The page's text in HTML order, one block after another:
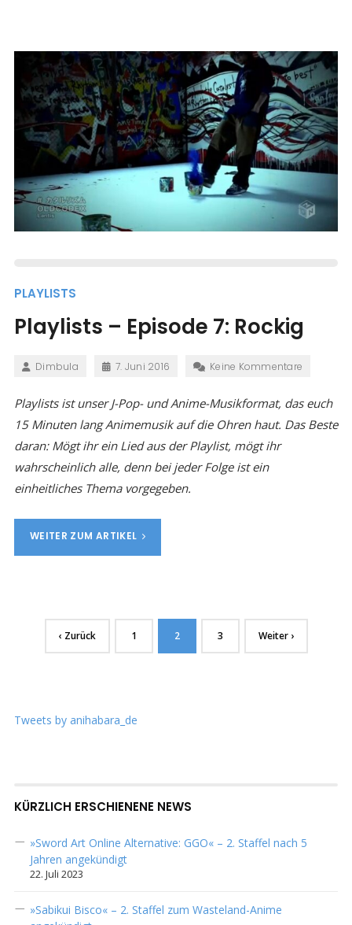
PLAYLISTS
Playlists – Episode 7: Rockig
Dimbula 7. Juni 2016 Keine Kommentare
Playlists ist unser J-Pop- und Anime-Musikformat, das euch
15 Minuten lang Animemusik auf die Ohren haut. Das Beste
daran: Mögt ihr ein Lied aus der Playlist, mögt ihr
wahrscheinlich alle, denn bei jeder Folge ist ein
einheitliches Thema vorgegeben.
WEITER ZUM ARTIKEL
‹ Zurück 1 2 3 Weiter ›
Tweets by anihabara_de
KÜRZLICH ERSCHIENENE NEWS
»Sword Art Online Alternative: GGO« – 2. Staffel nach 5
Jahren angekündigt
22. Juli 2023
»Sabikui Bisco« – 2. Staffel zum Wasteland-Anime